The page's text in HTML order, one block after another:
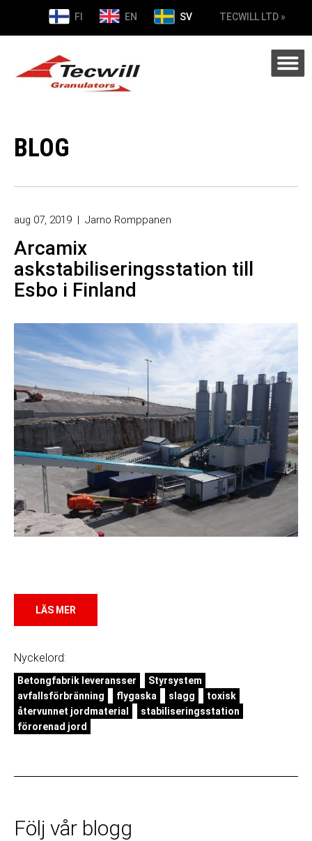
FI EN SV TECWILL LTD »
BLOG
aug 07, 2019 | Jarno Romppanen
Arcamix
askstabiliseringsstation till
Esbo i Finland
LÄS MER
Nyckelord:
Betongfabrik leveransser
Styrsystem
avfallsförbränning
flygaska slagg
toxisk
återvunnet jordmaterial
stabiliseringsstation
förorenad jord
Följ vår blogg